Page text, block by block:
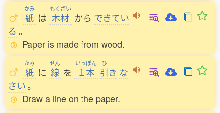
かみ
紙 は
もくざい
木材 から できてい
る 。
Paper is made from wood.
かみ
紙 に
せん
線 を
いっぽん
１本
ひ
引き な
さい。
Draw a line on the paper.